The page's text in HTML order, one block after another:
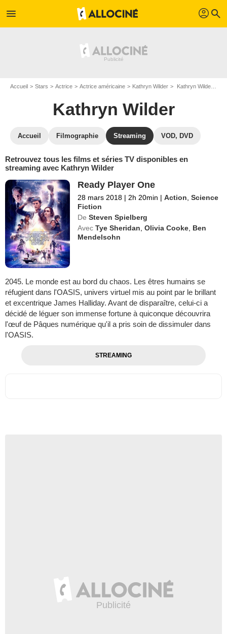
menu profil search
Accueil Stars Actrice Actrice américaine Kathryn Wilder Kathryn Wilder : Films et séries online
Kathryn Wilder
Accueil Filmographie Streaming VOD, DVD
Retrouvez tous les films et séries TV disponibles en
streaming avec Kathryn Wilder
Ready Player One
28 mars 2018 | 2h 20min | Action ,Science
Fiction
De Steven Spielberg
Avec Tye Sheridan ,Olivia Cooke Ben
Mendelsohn
2045. Le monde est au bord du chaos. Les êtres humains se
réfugient dans l'OASIS, univers virtuel mis au point par le brillant
et excentrique James Halliday. Avant de disparaître, celui-ci a
décidé de léguer son immense fortune à quiconque découvrira
l'œuf de Pâques numérique qu'il a pris soin de dissimuler dans
l'OASIS.
STREAMING